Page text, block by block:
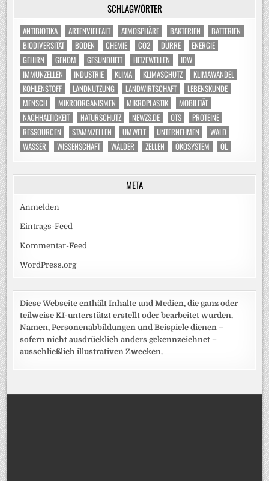
SCHLAGWÖRTER
ANTIBIOTIKA ARTENVIELFALT ATMOSPHÄRE BAKTERIEN
BATTERIEN
BIODIVERSITÄT
BODEN CHEMIE CO2 DÜRRE
ENERGIE
GEHIRN
GENOM GESUNDHEIT HITZEWELLEN
IDW
IMMUNZELLEN
INDUSTRIE KLIMA KLIMASCHUTZ
KLIMAWANDEL
KOHLENSTOFF
LANDNUTZUNG LANDWIRTSCHAFT
LEBENSKUNDE
MENSCH
MIKROORGANISMEN MIKROPLASTIK
MOBILITÄT
NACHHALTIGKEIT
NATURSCHUTZ NEWZS.DE OTS
PROTEINE
RESSOURCEN
STAMMZELLEN UMWELT UNTERNEHMEN
WALD
WASSER
WISSENSCHAFT WÄLDER ZELLEN ÖKOSYSTEM ÖL
META
Anmelden
Eintrags-Feed
Kommentar-Feed
WordPress.org
Diese Webseite enthält Inhalte und Medien, die ganz oder
teilweise KI-unterstützt erstellt oder bearbeitet wurden.
Namen, Personenabbildungen und Beispiele dienen –
sofern nicht ausdrücklich anders gekennzeichnet –
ausschließlich illustrativen Zwecken.